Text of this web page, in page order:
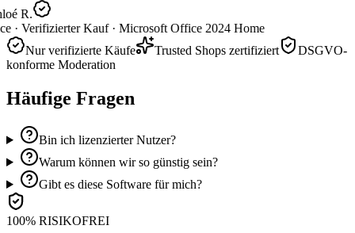
R.
· Verifizierter Kauf · Microsoft Office 2024 Home
Nur verifizierte Käufe
Trusted Shops zertifiziert
DSGVO-
konforme Moderation
Häufige Fragen
Bin ich lizenzierter Nutzer?
Warum können wir so günstig sein?
Gibt es diese Software für mich?
100% RISIKOFREI